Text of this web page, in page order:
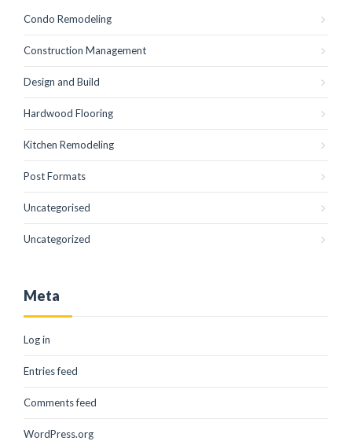
Condo Remodeling
Construction Management
Design and Build
Hardwood Flooring
Kitchen Remodeling
Post Formats
Uncategorised
Uncategorized
Meta
Log in
Entries feed
Comments feed
WordPress.org